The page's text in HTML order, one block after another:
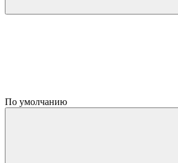
По умолчанию